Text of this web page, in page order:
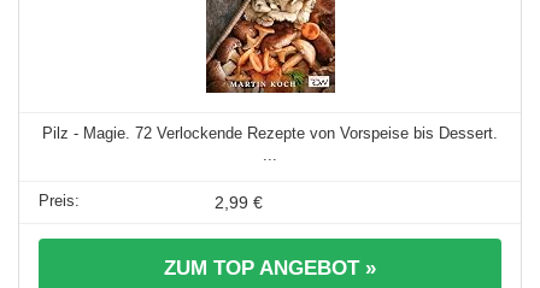
Pilz - Magie. 72 Verlockende Rezepte von Vorspeise bis Dessert.
2,99 €
ZUM TOP ANGEBOT »